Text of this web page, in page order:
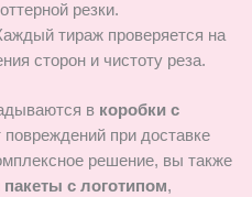
резки.
тираж проверяется на
сторон и чистоту реза.
в коробки с
при доставке
решение, вы также
пакеты с логотипом,